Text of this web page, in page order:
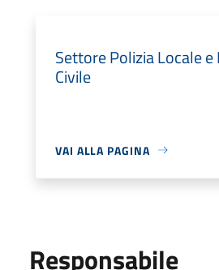
Settore Polizia Locale
Civile
VAI ALLA PAGINA
Responsabile